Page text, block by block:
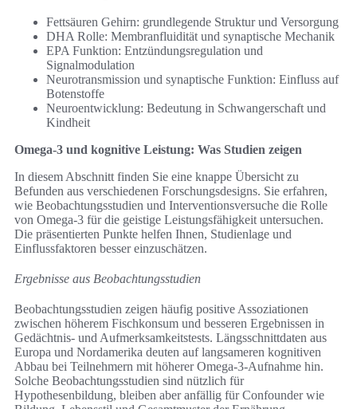
Fettsäuren Gehirn: grundlegende Struktur und Versorgung
DHA Rolle: Membranfluidität und synaptische Mechanik
EPA Funktion: Entzündungsregulation und
Signalmodulation
Neurotransmission und synaptische Funktion: Einfluss auf
Botenstoffe
Neuroentwicklung: Bedeutung in Schwangerschaft und
Kindheit
Omega-3 und kognitive Leistung: Was Studien zeigen
In diesem Abschnitt finden Sie eine knappe Übersicht zu
Befunden aus verschiedenen Forschungsdesigns. Sie erfahren,
wie Beobachtungsstudien und Interventionsversuche die Rolle
von Omega-3 für die geistige Leistungsfähigkeit untersuchen.
Die präsentierten Punkte helfen Ihnen, Studienlage und
Einflussfaktoren besser einzuschätzen.
Ergebnisse aus Beobachtungsstudien
Beobachtungsstudien zeigen häufig positive Assoziationen
zwischen höherem Fischkonsum und besseren Ergebnissen in
Gedächtnis- und Aufmerksamkeitstests. Längsschnittdaten aus
Europa und Nordamerika deuten auf langsameren kognitiven
Abbau bei Teilnehmern mit höherer Omega-3-Aufnahme hin.
Solche Beobachtungsstudien sind nützlich für
Hypothesenbildung, bleiben aber anfällig für Confounder wie